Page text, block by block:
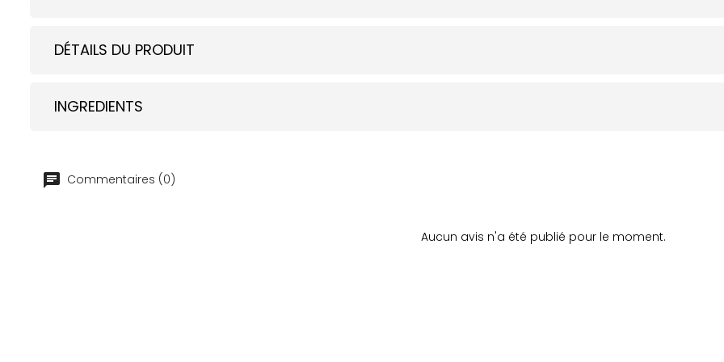
DÉTAILS DU PRODUIT
INGREDIENTS
Commentaires (0)
Aucun avis n'a été publié pour le moment.